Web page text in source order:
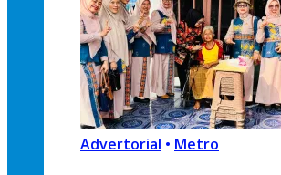
Advertorial • Metro